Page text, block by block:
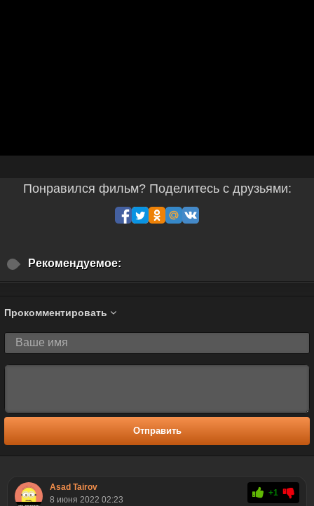
Понравился фильм? Поделитесь с друзьями:
Рекомендуемое:
Прокомментировать
Отправить
Asad Tairov
8 июня 2022 02:23
+1